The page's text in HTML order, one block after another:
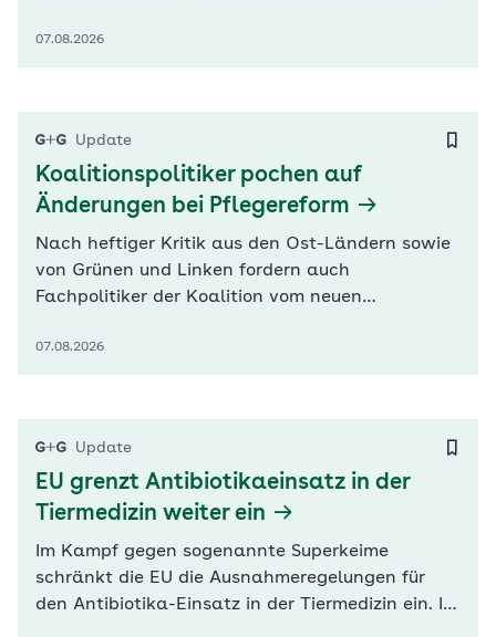
Wasserversorgung und Klimaanpassung.
für Klimaschutz…
07.08.2026
Update
Koalitionspolitiker pochen auf
Änderungen bei Pflegereform
Nach heftiger Kritik aus den Ost-Ländern sowie
von Grünen und Linken fordern auch
Fachpolitiker der Koalition vom neuen
(CDU) Nachbesserungen bei der Pflegereform.
07.08.2026
Update
EU grenzt Antibiotikaeinsatz in der
Tiermedizin weiter ein
Im Kampf gegen sogenannte Superkeime
schränkt die EU die Ausnahmeregelungen für
den Antibiotika-Einsatz in der Tiermedizin ein. In